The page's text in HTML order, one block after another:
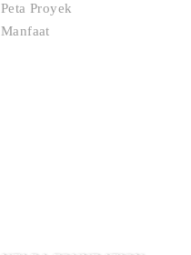
Peta Proyek
Manfaat